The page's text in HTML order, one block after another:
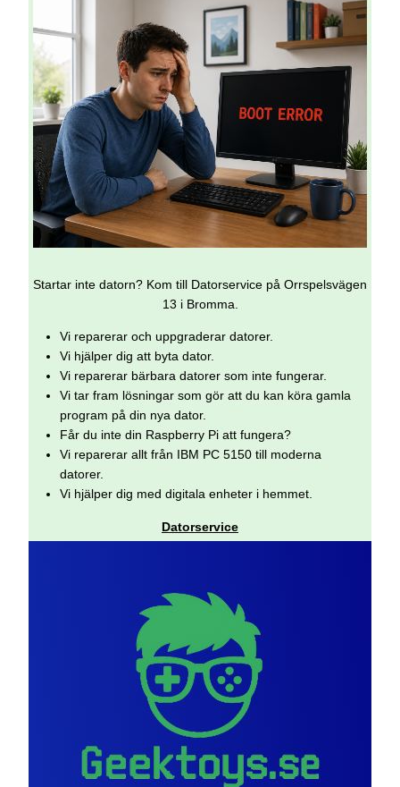
Startar inte datorn? Kom till Datorservice på Orrspelsvägen
13 i Bromma.
Vi reparerar och uppgraderar datorer.
Vi hjälper dig att byta dator.
Vi reparerar bärbara datorer som inte fungerar.
Vi tar fram lösningar som gör att du kan köra gamla
program på din nya dator.
Får du inte din Raspberry Pi att fungera?
Vi reparerar allt från IBM PC 5150 till moderna
datorer.
Vi hjälper dig med digitala enheter i hemmet.
Datorservice